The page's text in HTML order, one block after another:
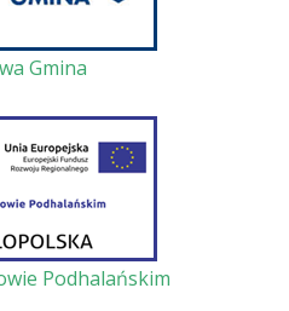
Gmina
Podhalańskim